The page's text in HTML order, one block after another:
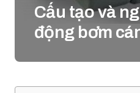
Cấu tạo và
động bơm